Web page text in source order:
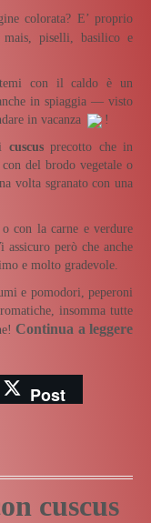
colorata? E’ proprio
mais, piselli, basilico e
con il caldo è un
in spiaggia — visto
in vacanza
!
cuscusprecotto che in
del brodo vegetale o
volta sgranato con una
con la carne e verdure
però che anche
e molto gradevole.
e pomodori, peperoni
insomma tutte
Continua a leggere
Post
cuscus